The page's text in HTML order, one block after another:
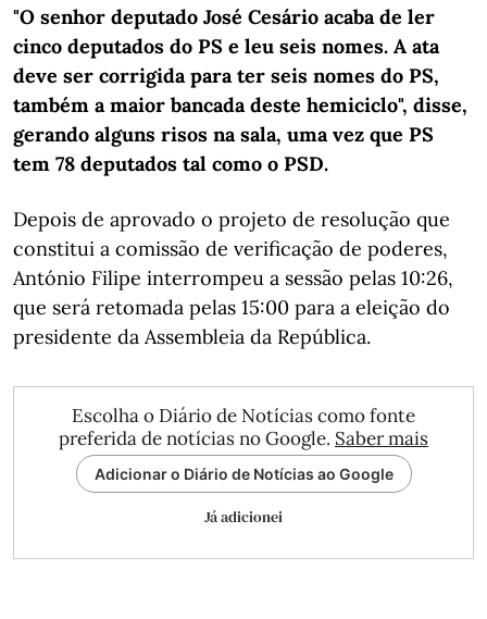
"O senhor deputado José Cesário acaba de ler
cinco deputados do PS e leu seis nomes. A ata
deve ser corrigida para ter seis nomes do PS,
também a maior bancada deste hemiciclo", disse,
gerando alguns risos na sala, uma vez que PS
tem 78 deputados tal como o PSD.
Depois de aprovado o projeto de resolução que
constitui a comissão de verificação de poderes,
António Filipe interrompeu a sessão pelas 10:26,
que será retomada pelas 15:00 para a eleição do
presidente da Assembleia da República.
Escolha o Diário de Notícias como fonte
preferida de notícias no Google. Saber mais
Adicionar o Diário de Notícias ao Google
Já adicionei